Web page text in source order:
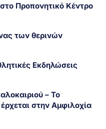
Προπονητικό Κέντρο
των θερινών
Εκδηλώσεις
– Το
στην Αμφιλοχία